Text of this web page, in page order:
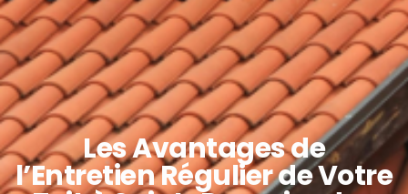
Les Avantages de
l’Entretien Régulier de Votre